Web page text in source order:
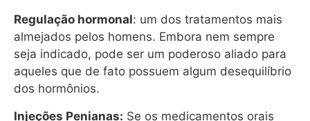
Regulação hormonal: um dos tratamentos mais
almejados pelos homens. Embora nem sempre
seja indicado, pode ser um poderoso aliado para
aqueles que de fato possuem algum desequilíbrio
dos hormônios.
Injeções Penianas: Se os medicamentos orais